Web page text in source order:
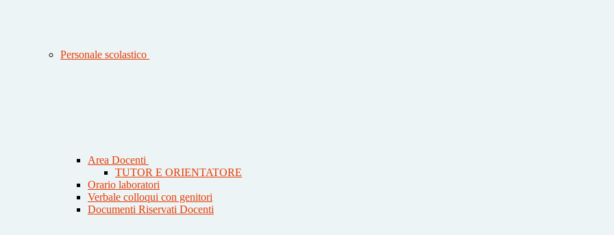
Personale scolastico
Area Docenti
TUTOR E ORIENTATORE
Orario laboratori
Verbale colloqui con genitori
Documenti Riservati Docenti